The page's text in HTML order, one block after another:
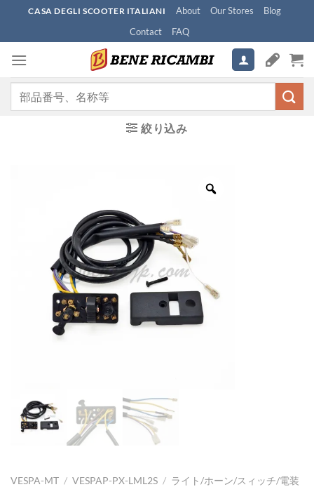
content
CASA DEGLI SCOOTER ITALIANI About Our Stores
Blog
Contact
FAQ
絞り込み
VESPA-MT / VESPAP-PX-LML2S / ライト/ホーン/スィッチ/電装